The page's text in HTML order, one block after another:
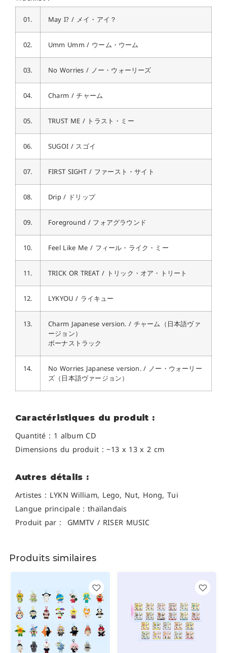
01. May I? / メイ・アイ？
02. Umm Umm / ウーム・ウーム
03. No Worries / ノー・ウォーリーズ
04. Charm / チャーム
05. TRUST ME / トラスト・ミー
06. SUGOI / スゴイ
07. FIRST SIGHT / ファースト・サイト
08. Drip / ドリップ
09. Foreground / フォアグラウンド
10. Feel Like Me / フィール・ライク・ミー
11. TRICK OR TREAT / トリック・オア・トリート
12. LYKYOU / ライキュー
13.
Charm Japanese version. / チャーム（日本語ヴァ
ージョン）
ボーナストラック
14.
No Worries Japanese version. / ノー・ウォーリー
ズ（日本語ヴァージョン）
Caractéristiques du produit :
Quantité : 1 album CD
Dimensions du produit : ~13 x 13 x 2 cm
Autres détails :
Artistes : LYKN William, Lego, Nut, Hong, Tui
Langue principale : thaïlandais
Produit par : GMMTV / RISER MUSIC
Produits similaires